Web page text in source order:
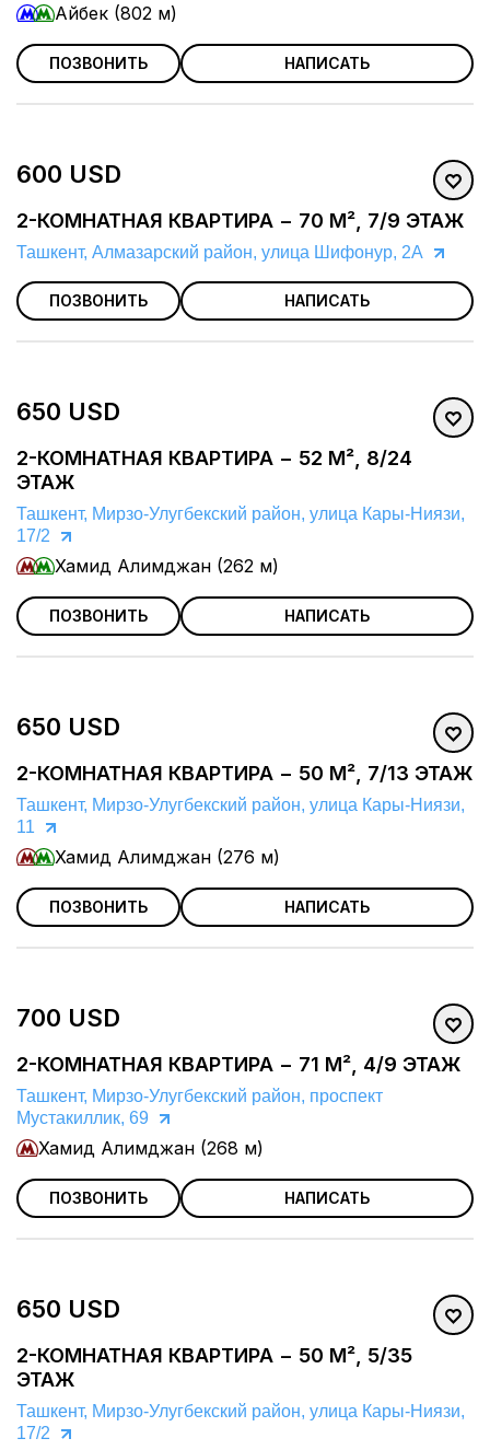
Айбек (802 м)
ПОЗВОНИТЬ НАПИСАТЬ
600 USD
2-КОМНАТНАЯ КВАРТИРА − 70 М², 7/9 ЭТАЖ
Ташкент, Алмазарский район, улица Шифонур, 2А
ПОЗВОНИТЬ НАПИСАТЬ
650 USD
2-КОМНАТНАЯ КВАРТИРА − 52 М², 8/24
ЭТАЖ
Ташкент, Мирзо-Улугбекский район, улица Кары-Ниязи,
17/2
Хамид Алимджан (262 м)
ПОЗВОНИТЬ НАПИСАТЬ
650 USD
2-КОМНАТНАЯ КВАРТИРА − 50 М², 7/13 ЭТАЖ
Ташкент, Мирзо-Улугбекский район, улица Кары-Ниязи,
11
Хамид Алимджан (276 м)
ПОЗВОНИТЬ НАПИСАТЬ
700 USD
2-КОМНАТНАЯ КВАРТИРА − 71 М², 4/9 ЭТАЖ
Ташкент, Мирзо-Улугбекский район, проспект
Мустакиллик, 69
Хамид Алимджан (268 м)
ПОЗВОНИТЬ НАПИСАТЬ
650 USD
2-КОМНАТНАЯ КВАРТИРА − 50 М², 5/35
ЭТАЖ
Ташкент, Мирзо-Улугбекский район, улица Кары-Ниязи,
17/2